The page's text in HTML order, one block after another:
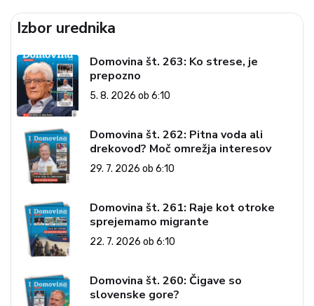
Izbor urednika
Domovina št. 263: Ko strese, je
prepozno
5. 8. 2026 ob 6:10
Domovina št. 262: Pitna voda ali
drekovod? Moč omrežja interesov
29. 7. 2026 ob 6:10
Domovina št. 261: Raje kot otroke
sprejemamo migrante
22. 7. 2026 ob 6:10
Domovina št. 260: Čigave so
slovenske gore?